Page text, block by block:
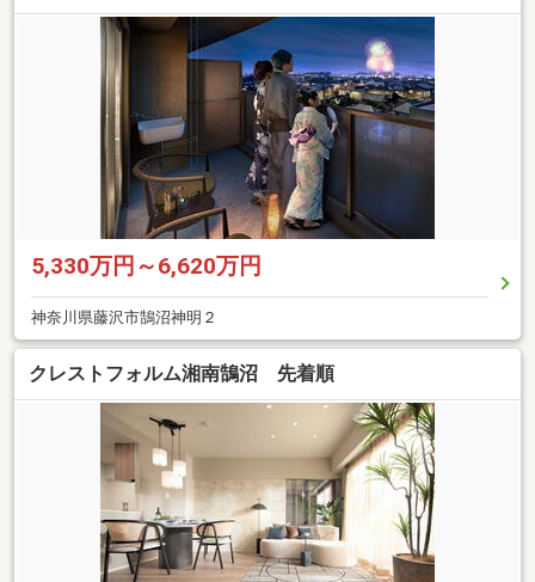
5,330万円～6,620万円
神奈川県藤沢市鵠沼神明２
クレストフォルム湘南鵠沼 先着順